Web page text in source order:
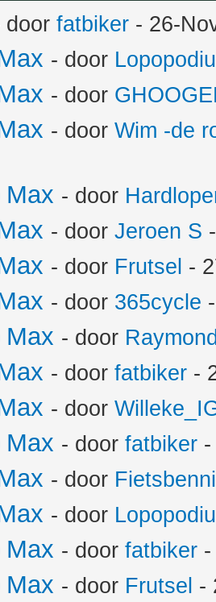
door fatbiker - 26-
- door
- door
- door Wim -de
Max - door
- door Jeroen S
- door Frutsel -
- door 365cycle
Max - door
- door fatbiker -
- door
Max - door fatbiker
- door
- door
Max - door fatbiker
Max - door Frutsel -